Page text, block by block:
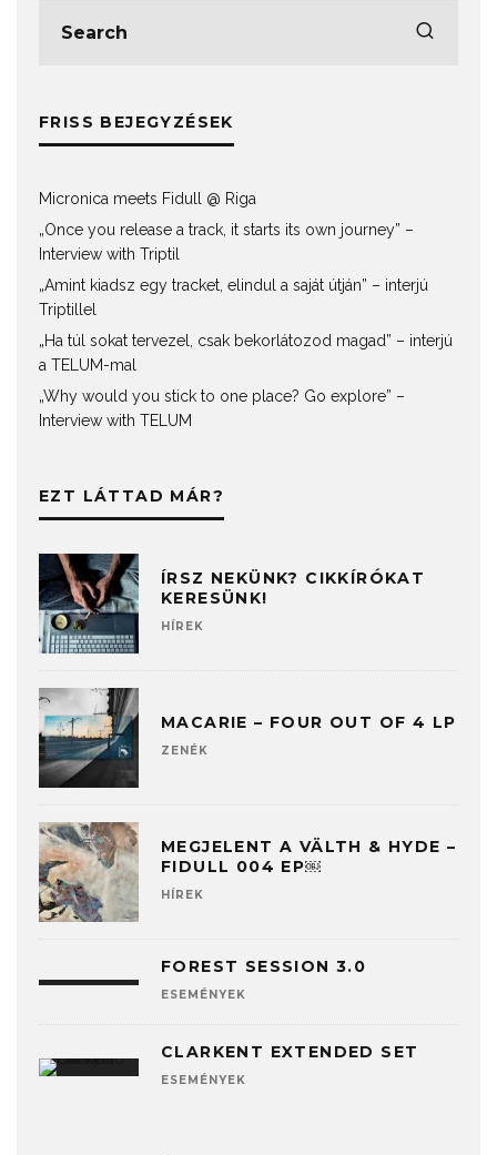
FRISS BEJEGYZÉSEK
Micronica meets Fidull @ Riga
„Once you release a track, it starts its own journey” –
Interview with Triptil
„Amint kiadsz egy tracket, elindul a saját útján” – interjú
Triptillel
„Ha túl sokat tervezel, csak bekorlátozod magad” – interjú
a TELUM-mal
„Why would you stick to one place? Go explore” –
Interview with TELUM
EZT LÁTTAD MÁR?
ÍRSZ NEKÜNK? CIKKÍRÓKAT
KERESÜNK!
HÍREK
MACARIE – FOUR OUT OF 4 LP
ZENÉK
MEGJELENT A V​Ä​LTH & HYDE –
FIDULL 004 EP￼
HÍREK
FOREST SESSION 3.0
ESEMÉNYEK
CLARKENT EXTENDED SET
ESEMÉNYEK